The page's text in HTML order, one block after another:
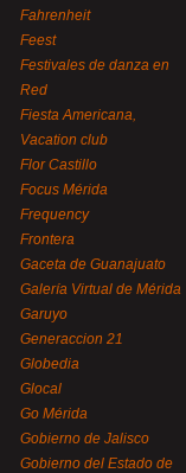
Fahrenheit
Feest
Festivales de danza en
Red
Fiesta Americana,
Vacation club
Flor Castillo
Focus Mérida
Frequency
Frontera
Gaceta de Guanajuato
Galería Virtual de Mérida
Garuyo
Generaccion 21
Globedia
Glocal
Go Mérida
Gobierno de Jalisco
Gobierno del Estado de